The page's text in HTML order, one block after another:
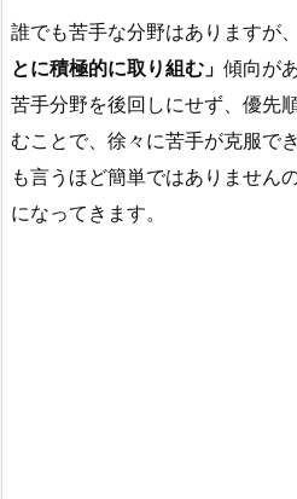
誰でも苦手な分野はありますが、
とに積極的に取り組む」 傾向が
苦手分野を後回しにせず、優先
むことで、徐々に苦手が克服で
も言うほど簡単ではありません
になってきます。